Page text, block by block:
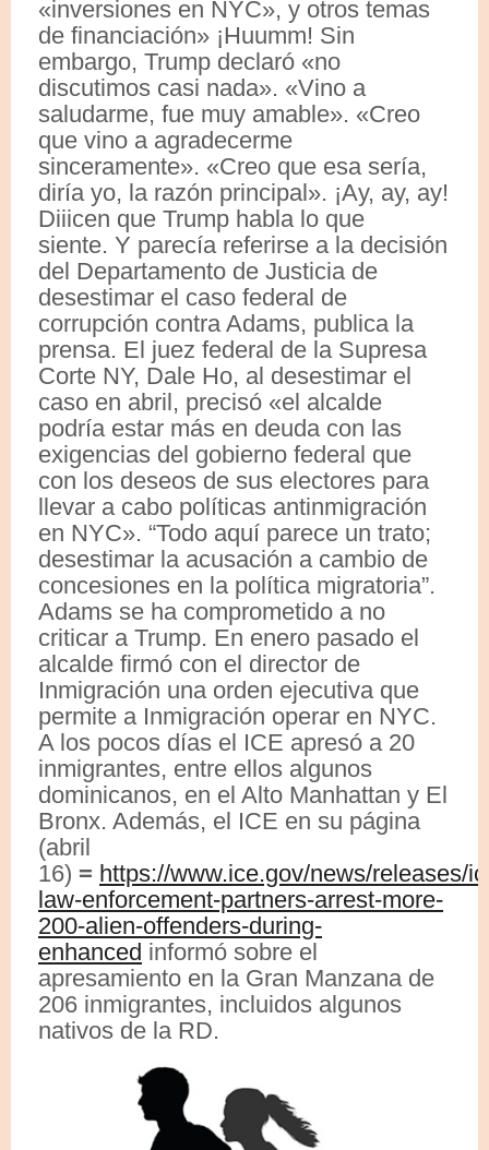
«inversiones en NYC», y otros temas
de financiación» ¡Huumm! Sin
embargo, Trump declaró «no
discutimos casi nada». «Vino a
saludarme, fue muy amable». «Creo
que vino a agradecerme
sinceramente». «Creo que esa sería,
diría yo, la razón principal». ¡Ay, ay, ay!
Diiicen que Trump habla lo que
siente. Y parecía referirse a la decisión
del Departamento de Justicia de
desestimar el caso federal de
corrupción contra Adams, publica la
prensa. El juez federal de la Supresa
Corte NY, Dale Ho, al desestimar el
caso en abril, precisó «el alcalde
podría estar más en deuda con las
exigencias del gobierno federal que
con los deseos de sus electores para
llevar a cabo políticas antinmigración
en NYC». “Todo aquí parece un trato;
desestimar la acusación a cambio de
concesiones en la política migratoria”.
Adams se ha comprometido a no
criticar a Trump. En enero pasado el
alcalde firmó con el director de
Inmigración una orden ejecutiva que
permite a Inmigración operar en NYC.
A los pocos días el ICE apresó a 20
inmigrantes, entre ellos algunos
dominicanos, en el Alto Manhattan y El
Bronx. Además, el ICE en su página
(abril
16) = https://www.ice.gov/news/releases/
law-enforcement-partners-arrest-more-
200-alien-offenders-during-
enhanced informó sobre el
apresamiento en la Gran Manzana de
206 inmigrantes, incluidos algunos
nativos de la RD.